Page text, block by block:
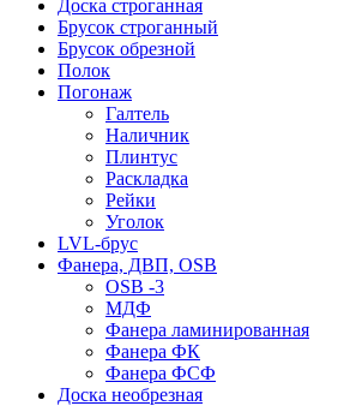
Доска строганная
Брусок строганный
Брусок обрезной
Полок
Погонаж
Галтель
Наличник
Плинтус
Раскладка
Рейки
Уголок
LVL-брус
Фанера, ДВП, OSB
OSB -3
МДФ
Фанера ламинированная
Фанера ФК
Фанера ФСФ
Доска необрезная